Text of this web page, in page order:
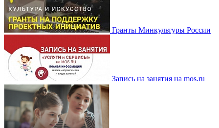
Гранты Минкультуры России
Запись на занятия на mos.ru